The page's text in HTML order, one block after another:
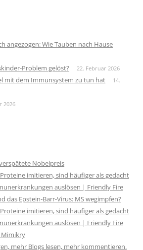
angezogen: Wie Tauben nach Hause
Problem gelöst? 22. Februar 2026
mit dem Immunsystem zu tun hat
14.
2026
Nobelpreis
imitieren, sind häufiger als gedacht
auslösen | Friendly Fire
das Epstein-Barr-Virus: MS wegimpfen?
imitieren, sind häufiger als gedacht
auslösen | Friendly Fire
Mimikry
mehr Blogs lesen, mehr kommentieren.